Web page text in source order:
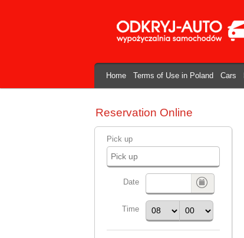
Home Terms of Use in Poland Cars
Reservation Online
Pick up
Date
Time